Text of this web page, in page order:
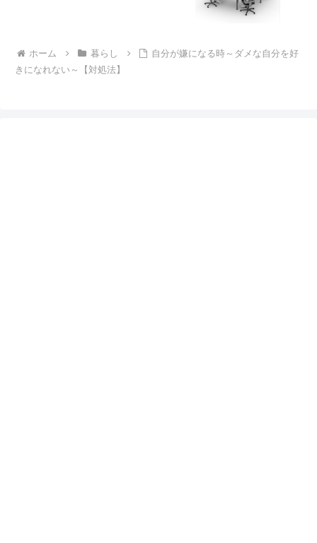
ホーム 暮らし
自分が嫌になる時～ダメな自分を好
きになれない～【対処法】